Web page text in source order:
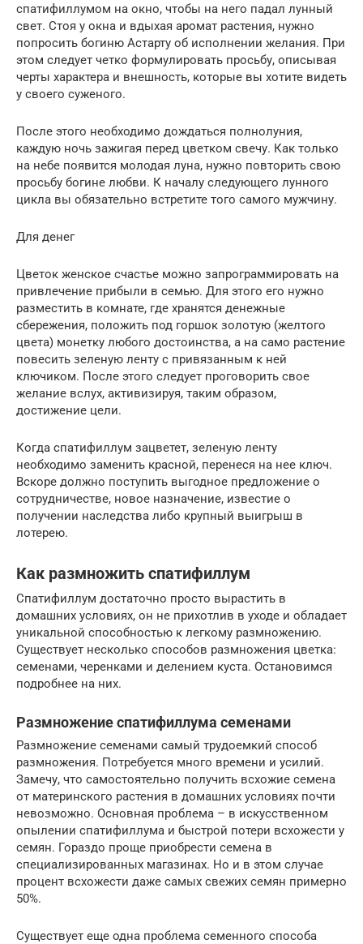
спатифиллумом на окно, чтобы на него падал лунный
свет. Стоя у окна и вдыхая аромат растения, нужно
попросить богиню Астарту об исполнении желания. При
этом следует четко формулировать просьбу, описывая
черты характера и внешность, которые вы хотите видеть
у своего суженого.
После этого необходимо дождаться полнолуния,
каждую ночь зажигая перед цветком свечу. Как только
на небе появится молодая луна, нужно повторить свою
просьбу богине любви. К началу следующего лунного
цикла вы обязательно встретите того самого мужчину.
Для денег
Цветок женское счастье можно запрограммировать на
привлечение прибыли в семью. Для этого его нужно
разместить в комнате, где хранятся денежные
сбережения, положить под горшок золотую (желтого
цвета) монетку любого достоинства, а на само растение
повесить зеленую ленту с привязанным к ней
ключиком. После этого следует проговорить свое
желание вслух, активизируя, таким образом,
достижение цели.
Когда спатифиллум зацветет, зеленую ленту
необходимо заменить красной, перенеся на нее ключ.
Вскоре должно поступить выгодное предложение о
сотрудничестве, новое назначение, известие о
получении наследства либо крупный выигрыш в
лотерею.
Как размножить спатифиллум
Спатифиллум достаточно просто вырастить в
домашних условиях, он не прихотлив в уходе и обладает
уникальной способностью к легкому размножению.
Существует несколько способов размножения цветка:
семенами, черенками и делением куста. Остановимся
подробнее на них.
Размножение спатифиллума семенами
Размножение семенами самый трудоемкий способ
размножения. Потребуется много времени и усилий.
Замечу, что самостоятельно получить всхожие семена
от материнского растения в домашних условиях почти
невозможно. Основная проблема – в искусственном
опылении спатифиллума и быстрой потери всхожести у
семян. Гораздо проще приобрести семена в
специализированных магазинах. Но и в этом случае
процент всхожести даже самых свежих семян примерно
50%.
Существует еще одна проблема семенного способа